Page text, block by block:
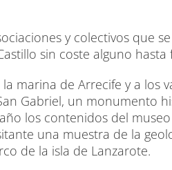
y colectivos que
sin coste alguno hasta
marina de Arrecife y a los
Gabriel, un monumento
los contenidos del
una muestra de la
de la isla de Lanzarote.